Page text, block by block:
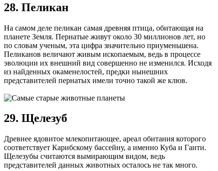
28. Пеликан
На самом деле пеликан самая древняя птица, обитающая на
планете Земля. Пернатые живут около 30 миллионов лет, но
по словам ученым, эта цифра значительно приуменьшена.
Пеликанов величают живым ископаемым, ведь в процессе
эволюции их внешний вид совершенно не изменился. Исходя
из найденных окаменелостей, предки нынешних
представителей пернатых имели точно такой же клюв.
29. Щелезуб
Древнее ядовитое млекопитающее, ареал обитания которого
соответствует Карибскому бассейну, а именно Куба и Гаити.
Щелезубы считаются вымирающим видом, ведь
представителей данных животных осталось не так много.